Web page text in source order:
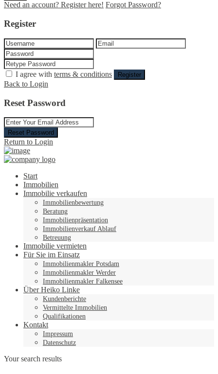
Need an account? Register here! Forgot Password?
Register
I agree with terms & conditions Register
Back to Login
Reset Password
Reset Password
Return to Login
Start
Immobilien
Immobilie verkaufen
Immobilienbewertung
Beratung
Immobilienpräsentation
Immobilienverkauf Ablauf
Betreuung
Immobilie vermieten
Für Sie im Einsatz
Immobilienmakler Potsdam
Immobilienmakler Werder
Immobilienmakler Falkensee
Über Heiko Linke
Kundenberichte
Vermittelte Immobilien
Qualifikationen
Kontakt
Impressum
Datenschutz
Your search results